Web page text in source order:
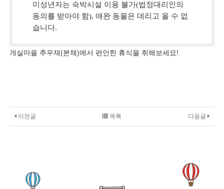
미성년자는 숙박시설 이용 불가(법정대리인의
동의를 받아야 함), 애완 동물은 데리고 올 수 없
습니다.
개실마을 추우재(본채)에서 편안한 휴식을 취해보세요!
이전글 다음글
목록